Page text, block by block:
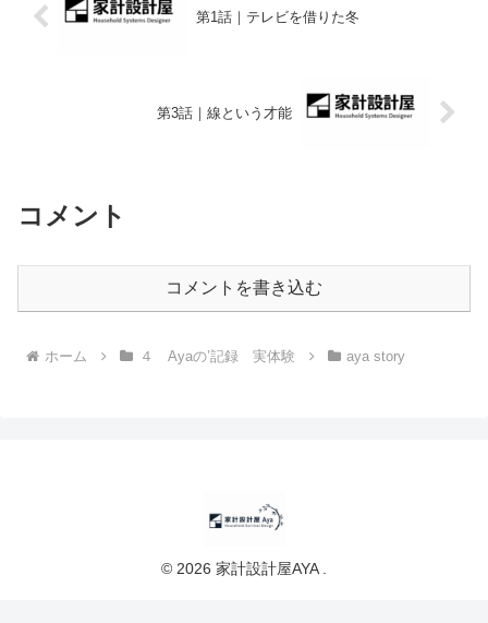
第1話｜テレビを借りた冬
第3話｜線という才能
コメント
コメントを書き込む
ホーム ４ Ayaの’記録 実体験 aya story
© 2026 家計設計屋AYA .